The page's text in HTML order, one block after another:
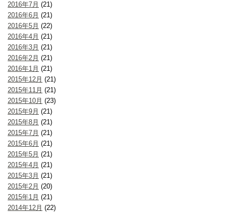
2016年7月 (21)
2016年6月 (21)
2016年5月 (22)
2016年4月 (21)
2016年3月 (21)
2016年2月 (21)
2016年1月 (21)
2015年12月 (21)
2015年11月 (21)
2015年10月 (23)
2015年9月 (21)
2015年8月 (21)
2015年7月 (21)
2015年6月 (21)
2015年5月 (21)
2015年4月 (21)
2015年3月 (21)
2015年2月 (20)
2015年1月 (21)
2014年12月 (22)